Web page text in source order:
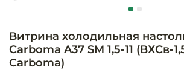
Витрина холодильная
Carboma A37 SM 1,5-11 (ВХСв-
Carboma)